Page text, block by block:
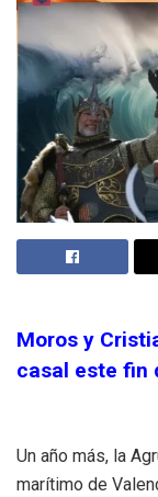
Moros y
casal este fin
Un año más, la
marítimo de